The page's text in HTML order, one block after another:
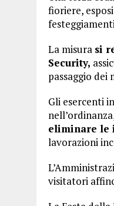
fioriere,
La misura si
Security,
passaggio dei
Gli esercenti
eliminare le
lavorazioni
visitatori